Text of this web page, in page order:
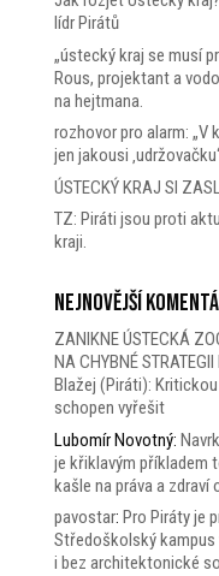
lídr Pirátů
„ústecký kraj se musí
Rous, projektant a
na hejtmana.
rozhovor pro alarm: „V
jen jakousi
ÚSTECKÝ KRAJ SI
TZ: Piráti jsou proti
kraji.
Nejnovější
ZANIKNE ÚSTECKÁ
NA CHYBNÉ
Blažej (Piráti):
schopen vyřešit
Lubomír Novotný:
je křiklavým příkladem
kašle na práva a zdraví
pavostar: Pro Piráty je
Středoškolský
i bez architektonické